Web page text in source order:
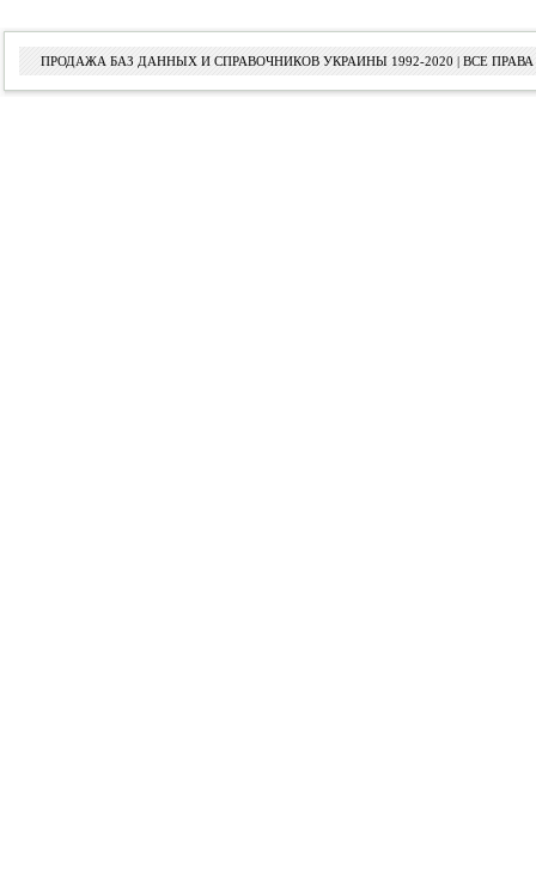
ПРОДАЖА БАЗ ДАННЫХ И СПРАВОЧНИКОВ УКРАИНЫ 1992-2020 | ВСЕ